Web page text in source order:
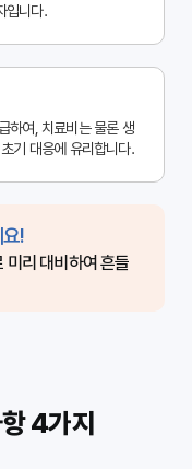
입니다.
하여, 치료비는 물론 생
기 대응에 유리합니다.
!
미리 대비하여 흔들
4가지